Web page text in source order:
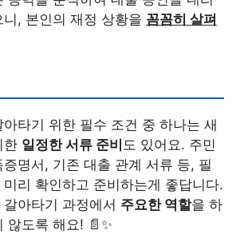
, 본인의 재정 상황을 꼼꼼히 살펴
타기 위한 필수 조건 중 하나는 새
한 일정한 서류 준비 도 있어요. 주민
명서, 기존 대출 관계 서류 등, 필
미리 확인하고 준비하는게 좋답니다.
아타기 과정에서 주요한 역할을 하
않도록 해요! 📄✨